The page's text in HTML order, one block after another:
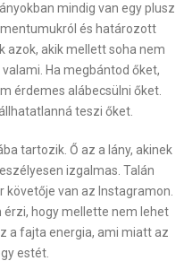
mindig van egy plusz
és határozott
azok, akik mellett soha nem
Ha megbántod őket,
érdemes alábecsülni őket.
teszi őket.
tartozik. Ő az a lány, akinek
izgalmas. Talán
követője van az Instagramon.
érzi, hogy mellette nem lehet
a fajta energia, ami miatt az
estét.